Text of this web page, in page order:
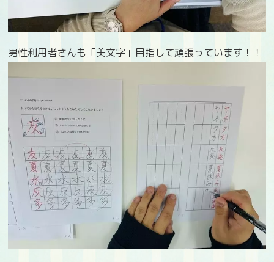
男性利用者さんも「美文字」目指して頑張っています！！